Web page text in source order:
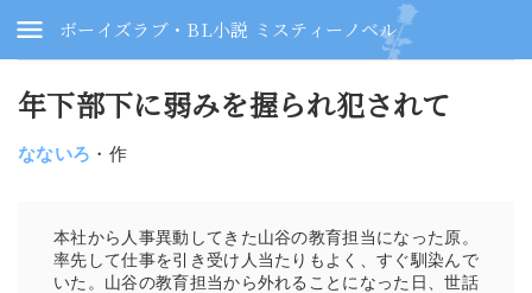
ボーイズラブ・BL小説 ミスティーノベル
年下部下に弱みを握られ犯されて
なないろ ・作
本社から人事異動してきた山谷の教育担当になった原。
率先して仕事を引き受け人当たりもよく、すぐ馴染んで
いた。山谷の教育担当から外れることになった日、世話